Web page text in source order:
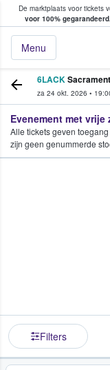
De marktplaats voor tickets
voor 100%
Menu
tickets
6LACK
za 24 okt. 2026 •
Evenement met
Alle tickets geven
zijn geen genummerde
Filters